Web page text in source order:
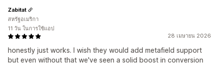
28 เมษายน 2026
honestly just works. I wish they would add metafield support
but even without that we've seen a solid boost in conversion
Zabitat
สหรัฐอเมริกา
11 วัน ในการใช้แอป